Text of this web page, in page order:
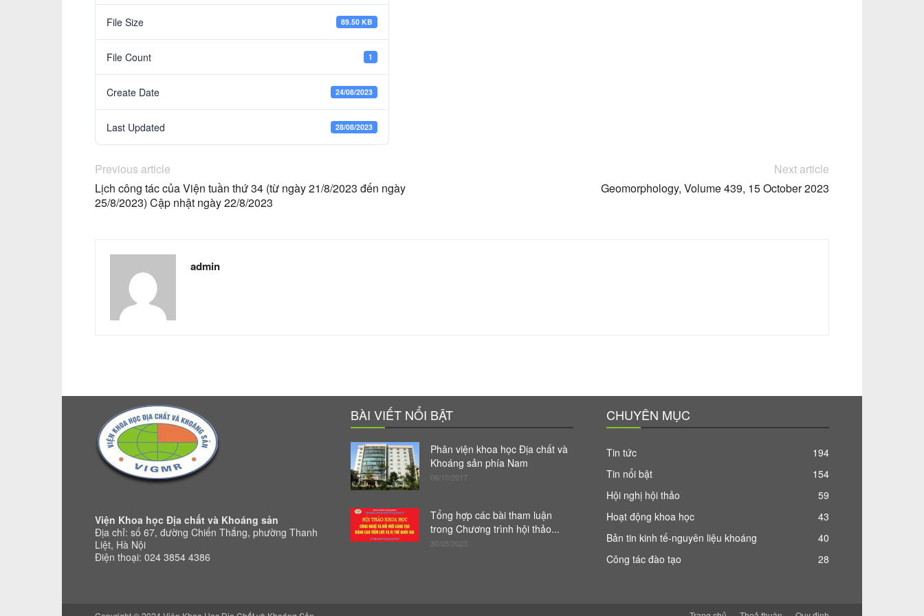
File Size 89.50 KB
File Count 1
Create Date 24/08/2023
Last Updated 28/08/2023
Previous article
Lịch công tác của Viện tuần thứ 34 (từ ngày 21/8/2023 đến ngày
25/8/2023) Cập nhật ngày 22/8/2023
Next article
Geomorphology, Volume 439, 15 October 2023
admin
Viện Khoa học Địa chất và Khoáng sản
Địa chỉ: số 67, đường Chiến Thắng, phường Thanh
Liệt, Hà Nội
Điện thoại: 024 3854 4386
BÀI VIẾT NỔI BẬT
Phân viện khoa học Địa chất và
Khoáng sản phía Nam
06/10/2017
Tổng hợp các bài tham luận
trong Chương trình hội thảo...
30/05/2023
CHUYÊN MỤC
Tin tức
194
Tin nổi bật
154
Hội nghị hội thảo
59
Hoạt động khoa học
43
Bản tin kinh tế-nguyên liệu khoáng
40
Công tác đào tạo
28